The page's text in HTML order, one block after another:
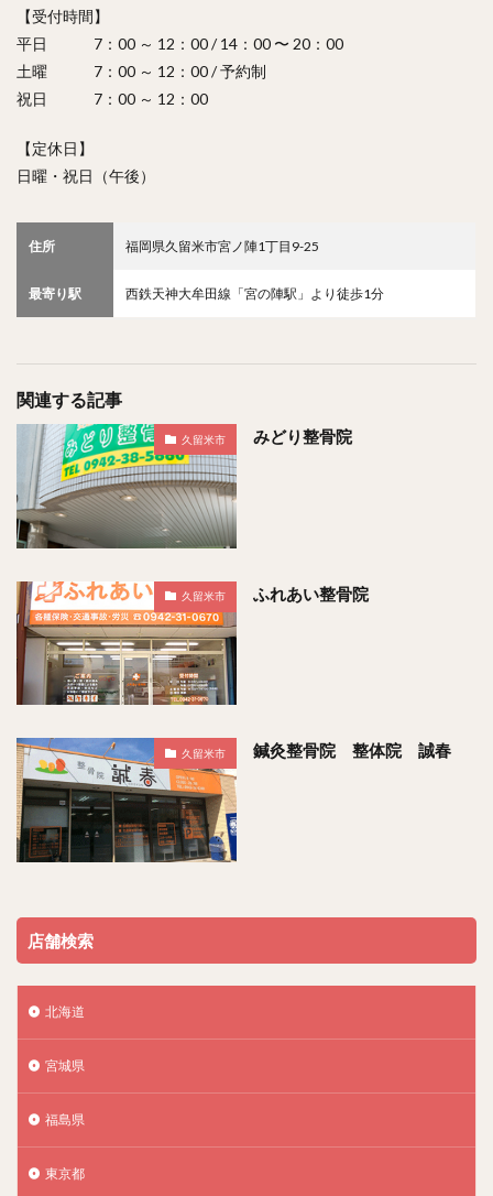
【受付時間】
平日 7：00 ～ 12：00 / 14：00 〜 20：00
土曜 7：00 ～ 12：00 / 予約制
祝日 7：00 ～ 12：00
【定休日】
日曜・祝日（午後）
住所 福岡県久留米市宮ノ陣1丁目9-25
最寄り駅 西鉄天神大牟田線「宮の陣駅」より徒歩1分
関連する記事
久留米市 みどり整骨院
久留米市 ふれあい整骨院
久留米市 鍼灸整骨院 整体院 誠春
店舗検索
北海道
宮城県
福島県
東京都